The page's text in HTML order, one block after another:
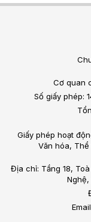
Cơ quan
Số giấy phép:
Giấy phép hoạt
Văn hóa,
Địa chỉ: Tầng 18,
Nghệ,